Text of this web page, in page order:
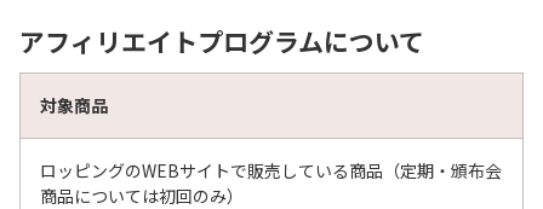
アフィリエイトプログラムについて
対象商品
ロッピングのWEBサイトで販売している商品（定期・頒布会
商品については初回のみ）